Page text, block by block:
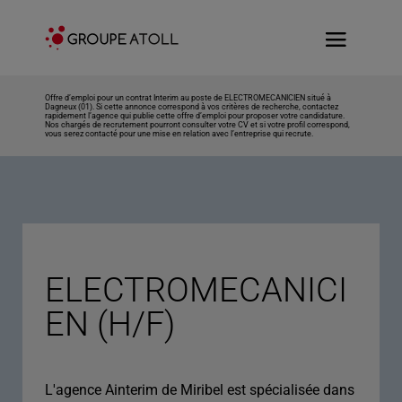
Offre d’emploi pour un contrat Interim au poste de ELECTROMECANICIEN situé à
Dagneux (01). Si cette annonce correspond à vos critères de recherche, contactez
rapidement l’agence qui publie cette offre d’emploi pour proposer votre candidature.
Nos chargés de recrutement pourront consulter votre CV et si votre profil correspond,
vous serez contacté pour une mise en relation avec l’entreprise qui recrute.
ELECTROMECANICI
EN (H/F)
L'agence Ainterim de Miribel est spécialisée dans